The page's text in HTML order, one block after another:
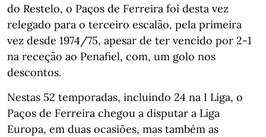
do Restelo, o Paços de Ferreira foi desta vez
relegado para o terceiro escalão, pela primeira
vez desde 1974/75, apesar de ter vencido por 2-1
na receção ao Penafiel, com, um golo nos
descontos.
Nestas 52 temporadas, incluindo 24 na I Liga, o
Paços de Ferreira chegou a disputar a Liga
Europa, em duas ocasiões, mas também as